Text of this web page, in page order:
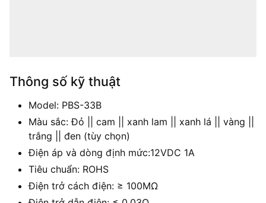
Thông số kỹ thuật
Model: PBS-33B
Màu sắc: Đỏ || cam || xanh lam || xanh lá || vàng ||
trắng || đen (tùy chọn)
Điện áp và dòng định mức:12VDC 1A
Tiêu chuẩn: ROHS
Điện trở cách điện: ≥ 100MΩ